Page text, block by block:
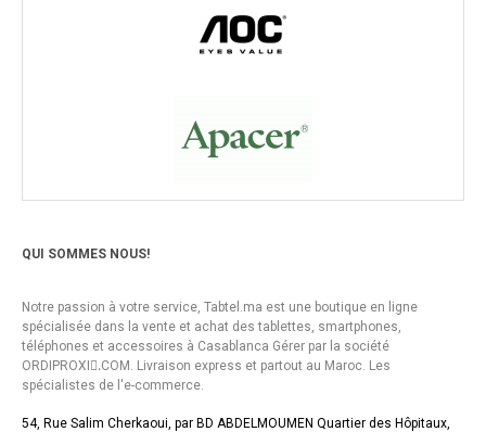
QUI SOMMES NOUS!
Notre passion à votre service, Tabtel.ma est une boutique en ligne
spécialisée dans la vente et achat des tablettes, smartphones,
téléphones et accessoires à Casablanca Gérer par la société
ORDIPROXI.ِCOM. Livraison express et partout au Maroc. Les
spécialistes de l'e-commerce.
54, Rue Salim Cherkaoui, par BD ABDELMOUMEN Quartier des Hôpitaux,